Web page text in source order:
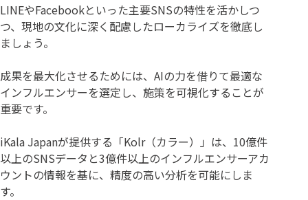
LINEやFacebookといった主要SNSの特性を活かしつ
つ、現地の文化に深く配慮したローカライズを徹底し
ましょう。
成果を最大化させるためには、AIの力を借りて最適な
インフルエンサーを選定し、施策を可視化することが
重要です。
iKala Japanが提供する「Kolr（カラー）」は、10億件
以上のSNSデータと3億件以上のインフルエンサーアカ
ウントの情報を基に、精度の高い分析を可能にしま
す。